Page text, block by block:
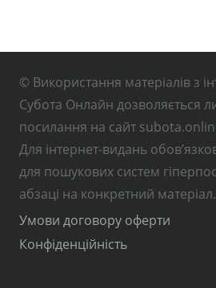
© Використання матеріалів з
Субота Онлайн дозволяється
посилання на сайт
Для інтернет-видань
для пошукових систем
абзаці на конкретний матеріал.
Умови договору оферти
Конфіденційність